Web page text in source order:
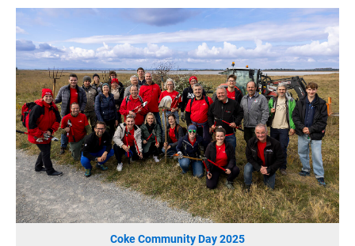
Costa Coffee
Glendalough
Caffè Vergnano
Naked Malt
Finlandia
RÖMERQUELLE
ÖSTERREICHISCHE SPORTHILFE
KESCH
BARFLY'S CLUB
SPORTS MEDIA AUSTRIA
Coke Community Day 2025